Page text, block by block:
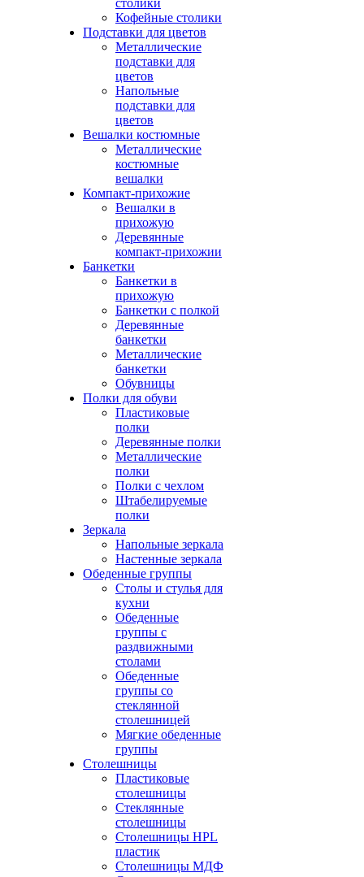
столики
Кофейные столики
Подставки для цветов
Металлические
подставки для
цветов
Напольные
подставки для
цветов
Вешалки костюмные
Металлические
костюмные
вешалки
Компакт-прихожие
Вешалки в
прихожую
Деревянные
компакт-прихожии
Банкетки
Банкетки в
прихожую
Банкетки с полкой
Деревянные
банкетки
Металлические
банкетки
Обувницы
Полки для обуви
Пластиковые
полки
Деревянные полки
Металлические
полки
Полки с чехлом
Штабелируемые
полки
Зеркала
Напольные зеркала
Настенные зеркала
Обеденные группы
Столы и стулья для
кухни
Обеденные
группы с
раздвижными
столами
Обеденные
группы со
стеклянной
столешницей
Мягкие обеденные
группы
Столешницы
Пластиковые
столешницы
Стеклянные
столешницы
Столешницы HPL
пластик
Столешницы МДФ